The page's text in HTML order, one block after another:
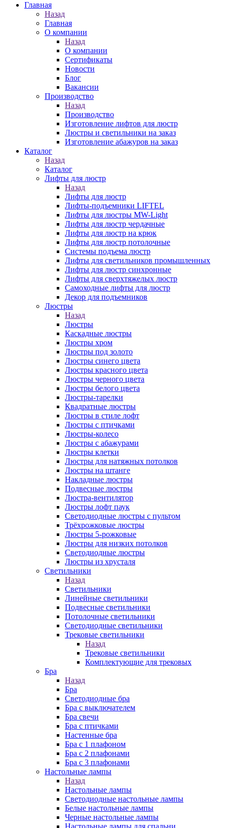
Главная
Назад
Главная
О компании
Назад
О компании
Сертификаты
Новости
Блог
Вакансии
Производство
Назад
Производство
Изготовление лифтов для люстр
Люстры и светильники на заказ
Изготовление абажуров на заказ
Каталог
Назад
Каталог
Лифты для люстр
Назад
Лифты для люстр
Лифты-подъемники LIFTEL
Лифты для люстры MW-Light
Лифты для люстр чердачные
Лифты для люстр на крюк
Лифты для люстр потолочные
Системы подъема люстр
Лифты для светильников промышленных
Лифты для люстр синхронные
Лифты для сверхтяжелых люстр
Самоходные лифты для люстр
Декор для подъемников
Люстры
Назад
Люстры
Каскадные люстры
Люстры хром
Люстры под золото
Люстры синего цвета
Люстры красного цвета
Люстры черного цвета
Люстры белого цвета
Люстры-тарелки
Квадратные люстры
Люстры в стиле лофт
Люстры с птичками
Люстры-колесо
Люстры с абажурами
Люстры клетки
Люстры для натяжных потолков
Люстры на штанге
Накладные люстры
Подвесные люстры
Люстра-вентилятор
Люстры лофт паук
Светодиодные люстры с пультом
Трёхрожковые люстры
Люстры 5-рожковые
Люстры для низких потолков
Cветодиодные люстры
Люстры из хрусталя
Светильники
Назад
Светильники
Линейные светильники
Подвесные светильники
Потолочные светильники
Светодиодные светильники
Трековые светильники
Назад
Трековые светильники
Комплектующие для трековых
Бра
Назад
Бра
Светодиодные бра
Бра с выключателем
Бра свечи
Бра с птичками
Настенные бра
Бра с 1 плафоном
Бра с 2 плафонами
Бра с 3 плафонами
Настольные лампы
Назад
Настольные лампы
Светодиодные настольные лампы
Белые настольные лампы
Черные настольные лампы
Настольные лампы для спальни